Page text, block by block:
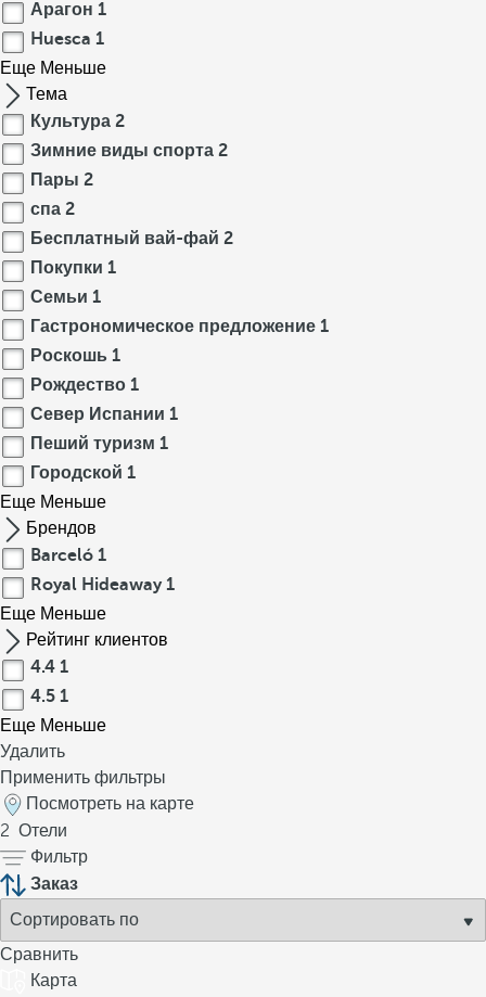
Арагон 1
Huesca 1
Еще Меньше
Тема
Культура 2
Зимние виды спорта 2
Пары 2
спа 2
Бесплатный вай-фай 2
Покупки 1
Семьи 1
Гастрономическое предложение 1
Роскошь 1
Рождество 1
Север Испании 1
Пеший туризм 1
Городской 1
Еще Меньше
Брендов
Barceló 1
Royal Hideaway 1
Еще Меньше
Рейтинг клиентов
4.4 1
4.5 1
Еще Меньше
Удалить
Применить фильтры
Посмотреть на карте
2 Отели
Фильтр
Заказ
Сравнить
Карта